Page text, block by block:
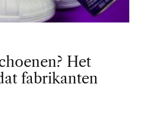
Het
fabrikanten